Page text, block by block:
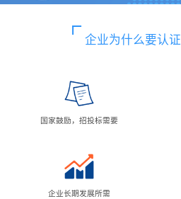
企业为什么要认证
国家鼓励，招投标需要
企业长期发展所需